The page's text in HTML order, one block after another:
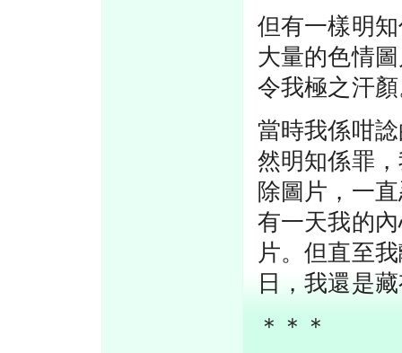
但有一樣明
大量的色情
令我極之汗
當時我係咁
然明知係罪
除圖片，一
有一天我的
片。但直至
日，我還是
＊＊＊